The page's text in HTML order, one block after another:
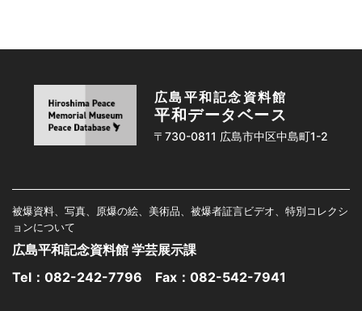
広島平和記念資料館
平和データベース
〒730-0811 広島市中区中島町1-2
被爆資料、写真、原爆の絵、美術品、被爆者証言ビデオ、特別コレクシ
ョンについて
広島平和記念資料館 学芸展示課
Tel： 082-242-7796 Fax：082-542-7941